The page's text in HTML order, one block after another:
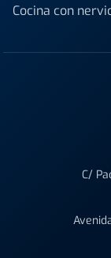
Cocina con
C/